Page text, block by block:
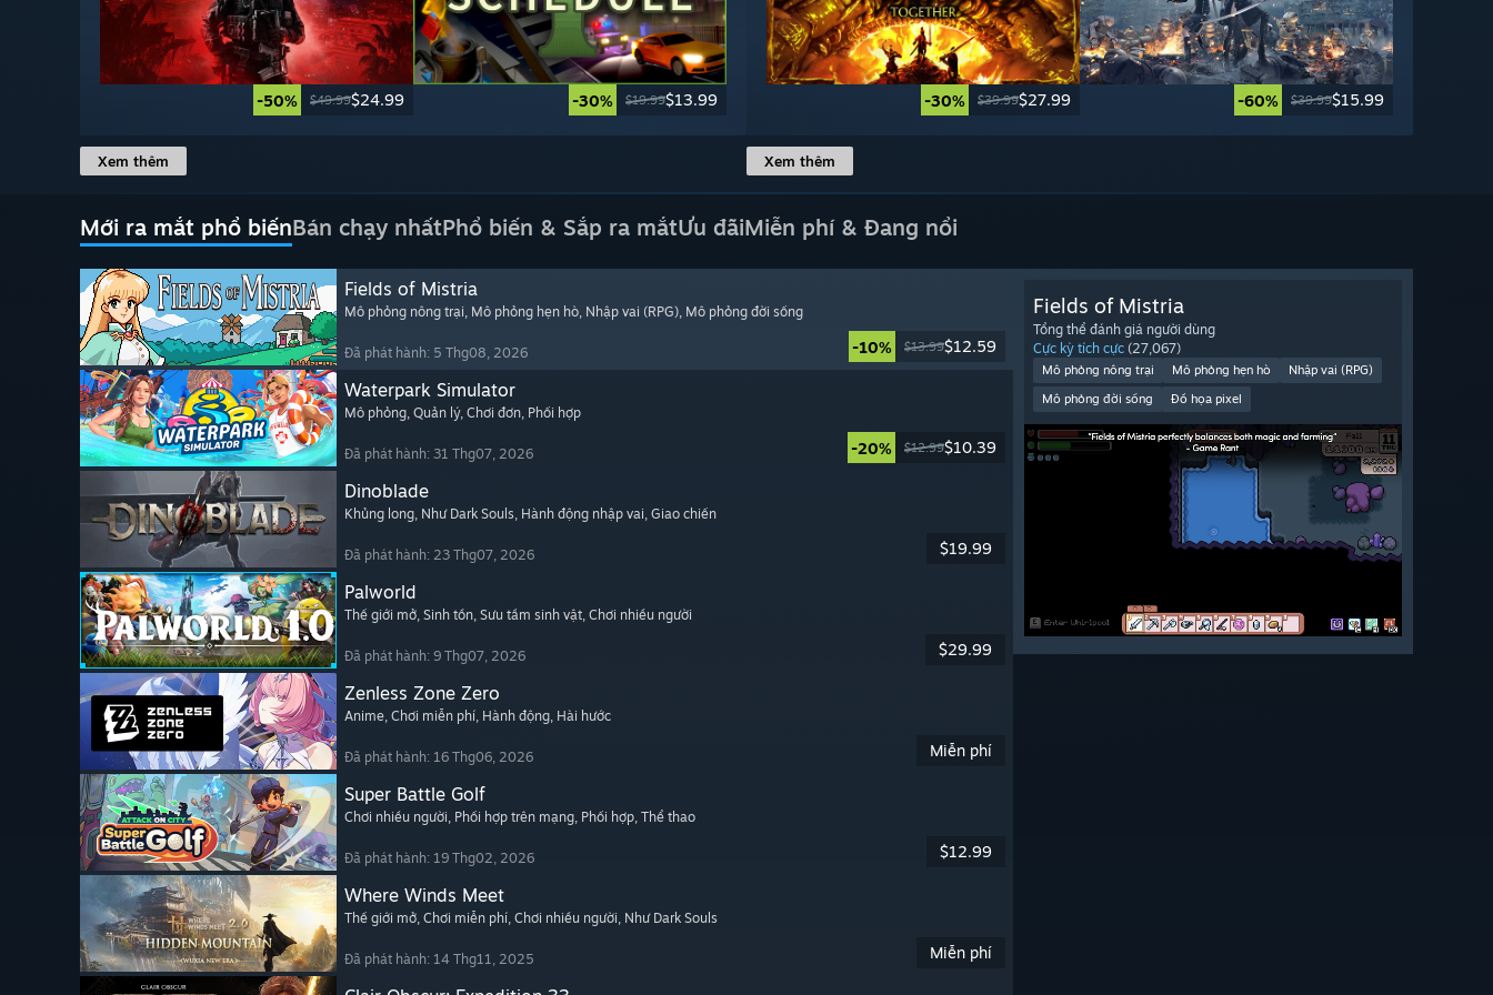
-50% $49.99$24.99 -30% $19.99$13.99
Xem thêm
-30% $39.99$27.99 -60% $39.99$15.99
Xem thêm
Mới ra mắt phổ biếnBán chạy nhấtPhổ biến & Sắp ra mắtƯu đãiMiễn phí & Đang nổi
Fields of Mistria
Mô phỏng nông trại, Mô phỏng hẹn hò, Nhập vai (RPG), Mô phỏng đời sống
Đã phát hành: 5 Thg08, 2026 -10% $13.99$12.59
Waterpark Simulator
Mô phỏng, Quản lý, Chơi đơn, Phối hợp
Đã phát hành: 31 Thg07, 2026 -20% $12.99$10.39
Dinoblade
Khủng long, Như Dark Souls, Hành động nhập vai, Giao chiến
Đã phát hành: 23 Thg07, 2026 $19.99
Palworld
Thế giới mở, Sinh tồn, Sưu tầm sinh vật, Chơi nhiều người
Đã phát hành: 9 Thg07, 2026 $29.99
Zenless Zone Zero
Anime, Chơi miễn phí, Hành động, Hài hước
Đã phát hành: 16 Thg06, 2026 Miễn phí
Super Battle Golf
Chơi nhiều người, Phối hợp trên mạng, Phối hợp, Thể thao
Đã phát hành: 19 Thg02, 2026 $12.99
Where Winds Meet
Thế giới mở, Chơi miễn phí, Chơi nhiều người, Như Dark Souls
Đã phát hành: 14 Thg11, 2025 Miễn phí
Fields of Mistria
Tổng thể đánh giá người dùng
Cực kỳ tích cực (27,067)
Mô phỏng nông trại Mô phỏng hẹn hò
Nhập vai (RPG)
Mô phỏng đời sống
Đồ họa pixel